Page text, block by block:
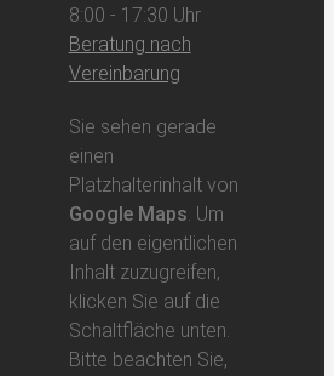
8:00 - 17:30 Uhr
Beratung nach
Vereinbarung
Sie sehen gerade
einen
Platzhalterinhalt von
Google Maps. Um
auf den eigentlichen
Inhalt zuzugreifen,
klicken Sie auf die
Schaltfläche unten.
Bitte beachten Sie,